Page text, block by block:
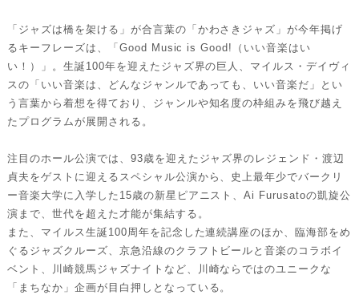
「ジャズは橋を架ける」が合言葉の「かわさきジャズ」が今年掲げ
るキーフレーズは、「Good Music is Good!（いい音楽はい
い！）」。生誕100年を迎えたジャズ界の巨人、マイルス・デイヴィ
スの「いい音楽は、どんなジャンルであっても、いい音楽だ」とい
う言葉から着想を得ており、ジャンルや知名度の枠組みを飛び越え
たプログラムが展開される。
注目のホール公演では、93歳を迎えたジャズ界のレジェンド・渡辺
貞夫をゲストに迎えるスペシャル公演から、史上最年少でバークリ
ー音楽大学に入学した15歳の新星ピアニスト、Ai Furusatoの凱旋公
演まで、世代を超えた才能が集結する。
また、マイルス生誕100周年を記念した連続講座のほか、臨海部をめ
ぐるジャズクルーズ、京急沿線のクラフトビールと音楽のコラボイ
ベント、川崎競馬ジャズナイトなど、川崎ならではのユニークな
「まちなか」企画が目白押しとなっている。